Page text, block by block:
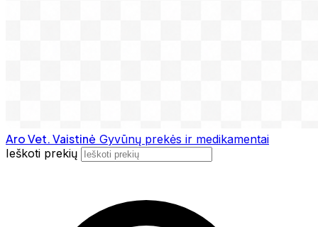
Aro Vet. Vaistinė Gyvūnų prekės ir medikamentai
Ieškoti prekių